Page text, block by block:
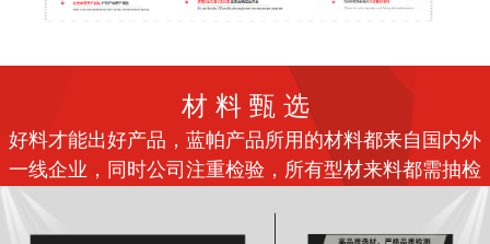
材 料 甄 选
好料才能出好产品，蓝帕产品所用的材料都来自国内外
一线企业，同时公司注重检验，所有型材来料都需抽检
合格方可入库，所有铸件均需同时定性和定量检测。所